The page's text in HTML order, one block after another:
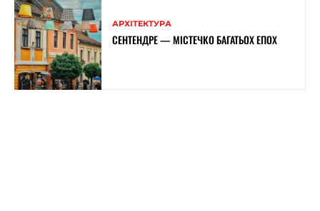
АРХІТЕКТУРА
СЕНТЕНДРЕ — МІСТЕЧКО БАГАТЬОХ ЕПОХ